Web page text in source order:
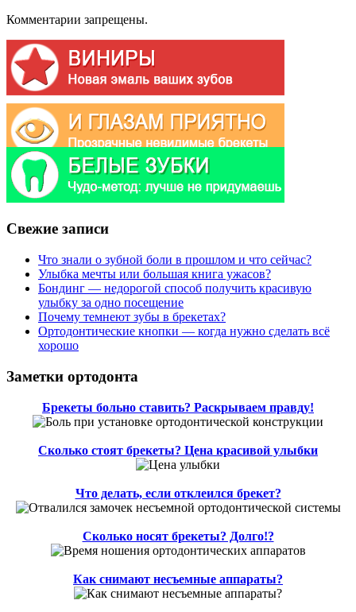
Комментарии запрещены.
Свежие записи
Что знали о зубной боли в прошлом и что сейчас?
Улыбка мечты или большая книга ужасов?
Бондинг — недорогой способ получить красивую
улыбку за одно посещение
Почему темнеют зубы в брекетах?
Ортодонтические кнопки — когда нужно сделать всё
хорошо
Заметки ортодонта
Брекеты больно ставить? Раскрываем правду!
Сколько стоят брекеты? Цена красивой улыбки
Что делать, если отклеился брекет?
Сколько носят брекеты? Долго!?
Как снимают несъемные аппараты?